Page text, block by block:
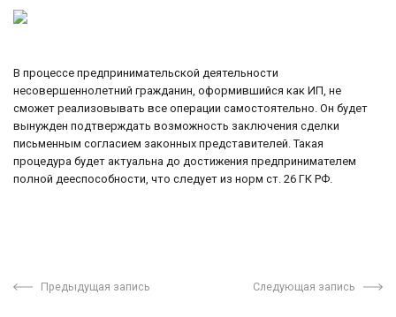
В процессе предпринимательской деятельности
несовершеннолетний гражданин, оформившийся как ИП, не
сможет реализовывать все операции самостоятельно. Он будет
вынужден подтверждать возможность заключения сделки
письменным согласием законных представителей. Такая
процедура будет актуальна до достижения предпринимателем
полной дееспособности, что следует из норм ст. 26 ГК РФ.
Предыдущая запись Следующая запись